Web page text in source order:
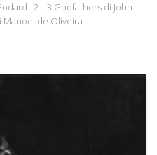
2. 3 Godfathers di John
Manoel de Oliveira